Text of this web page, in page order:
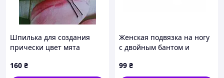
Шпилька для создания
прически цвет мята
160 ₴
Женская подвязка на ногу
с двойным бантом и
жемчужиной, Белый
99 ₴